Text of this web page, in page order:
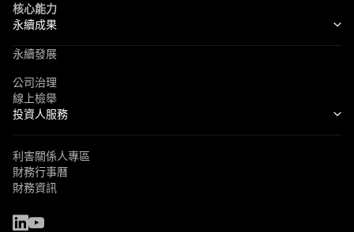
核心能力
永續成果
永續發展
公司治理
線上檢舉
投資人服務
利害關係人專區
財務行事曆
財務資訊